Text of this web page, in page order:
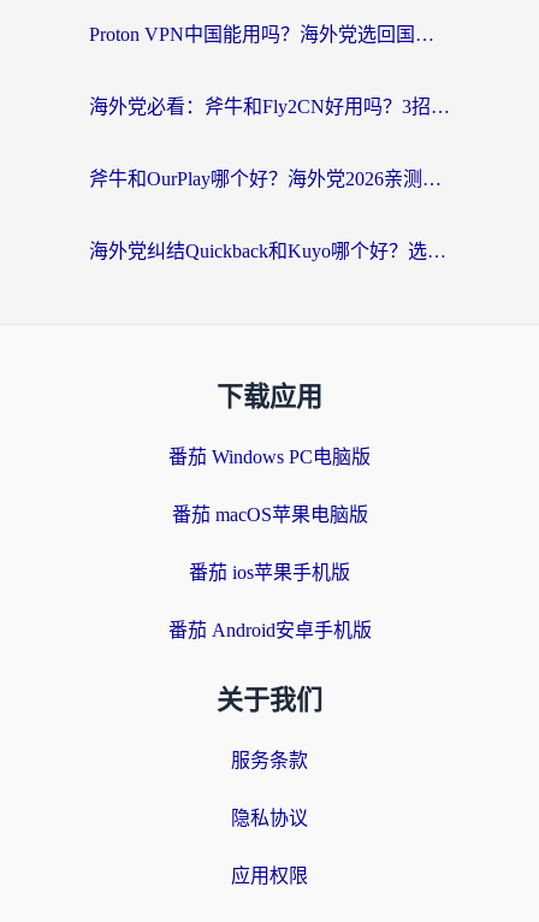
Proton VPN中国能用吗？海外党选回国加速器的避坑指南（附番茄加速器实测）
海外党必看：斧牛和Fly2CN好用吗？3招教你选对回国加速器（附免费试用攻略）
斧牛和OurPlay哪个好？海外党2026亲测：选对加速器，国内资源秒加载
海外党纠结Quickback和Kuyo哪个好？选对回国加速器才能无缝刷国内资源
下载应用
番茄 Windows PC电脑版
番茄 macOS苹果电脑版
番茄 ios苹果手机版
番茄 Android安卓手机版
关于我们
服务条款
隐私协议
应用权限